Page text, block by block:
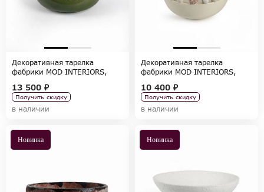
Декоративная тарелка
фабрики MOD INTERIORS,
13 500 ₽
Получить скидку
в наличии
Декоративная тарелка
фабрики MOD INTERIORS,
10 400 ₽
Получить скидку
в наличии
Новинка Новинка